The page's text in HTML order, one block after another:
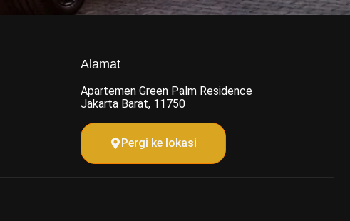
Alamat
Apartemen Green Palm Residence
Jakarta Barat, 11750
Pergi ke lokasi